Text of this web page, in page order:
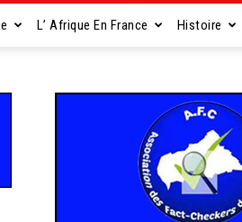
L’ Afrique En France Histoire